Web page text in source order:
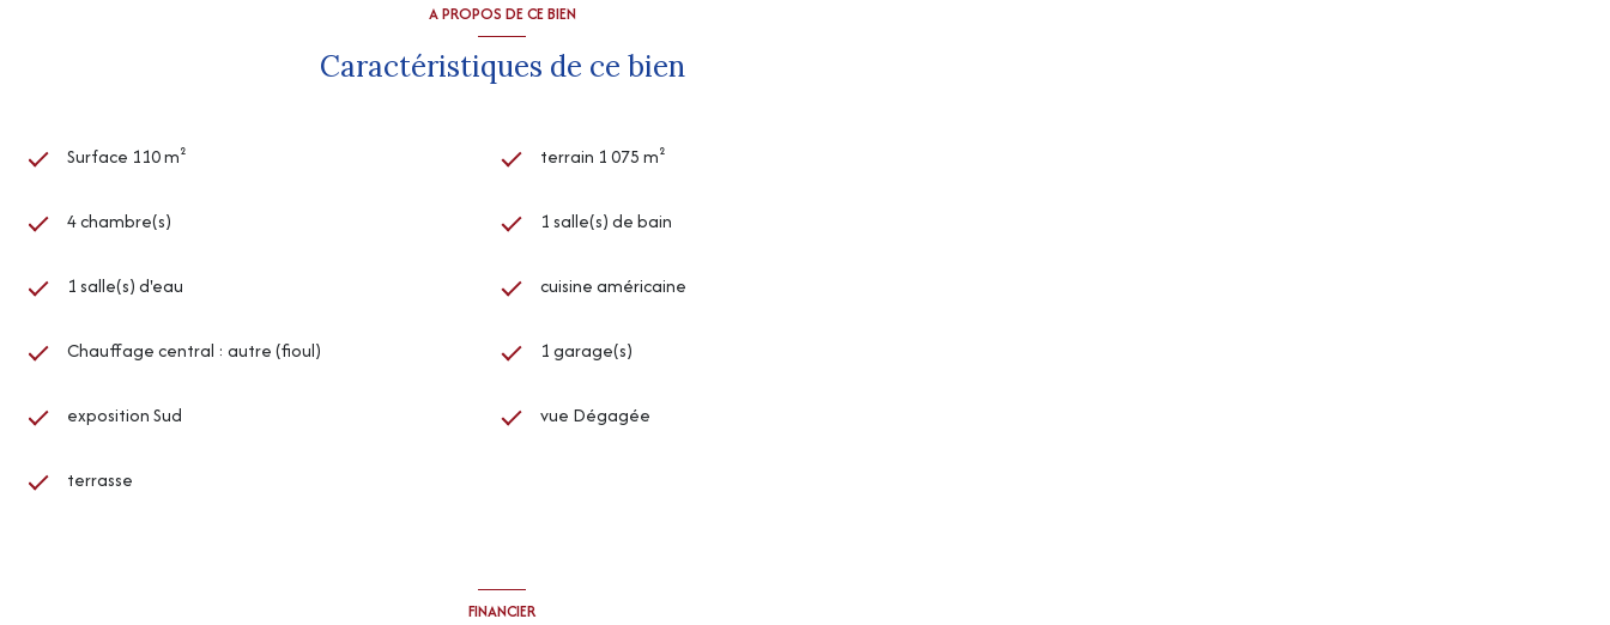
A PROPOS DE CE BIEN
Caractéristiques de ce bien
Surface 110 m² terrain 1 075 m²
4 chambre(s) 1 salle(s) de bain
1 salle(s) d'eau cuisine américaine
Chauffage central : autre (fioul) 1 garage(s)
exposition Sud vue Dégagée
terrasse
FINANCIER